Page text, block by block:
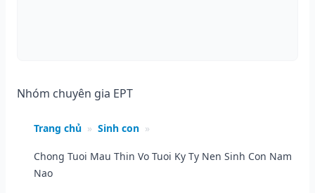
Nhóm chuyên gia EPT
Trang chủ » Sinh con »
Chong Tuoi Mau Thin Vo Tuoi Ky Ty Nen Sinh Con Nam
Nao